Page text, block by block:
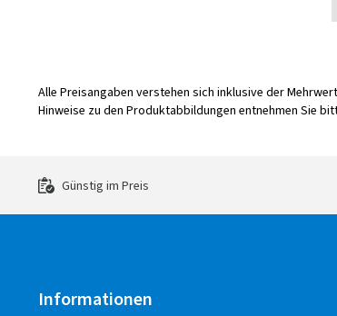
Alle Preisangaben verstehen sich inklusive der
Hinweise zu den Produktabbildungen entnehmen Sie
Günstig im Preis
Informationen